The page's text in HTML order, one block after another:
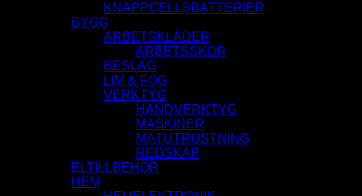
KNAPPCELLSBATTERIER
BYGG
ARBETSKLÄDER
ARBETSSKOR
BESLAG
LIM & FOG
VERKTYG
HANDVERKTYG
MASKINER
MÄTUTRUSTNING
REDSKAP
ELTILLBEHÖR
HEM